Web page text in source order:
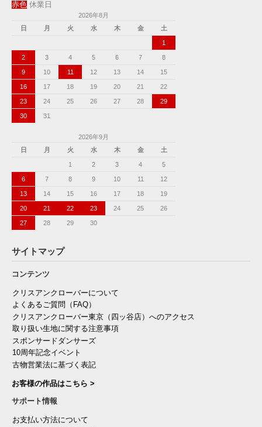
赤色 休業日
2026年8月
日
月 火 水 木 金 土
1
2 3 4 5 6 7 8
9 10 11 12 13 14 15
16 17 18 19 20 21 22
23 24 25 26 27 28 29
30 31
2026年9月
日
月 火 水 木 金 土
1 2 3 4 5
6 7 8 9 10 11 12
13 14 15 16 17 18 19
20 21 22 23 24 25 26
27 28 29 30
サイトマップ
コンテンツ
クリスアンクローバーについて
よくあるご質問（FAQ）
クリスアンクローバー東京（四ッ谷店）へのアクセス
取り扱い生地に関する注意事項
スポンサードダンサーズ
10周年記念イベント
古物営業法に基づく表記
お客様の作品はこちら >
サポート情報
お支払い方法について